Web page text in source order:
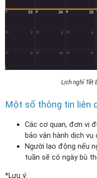
Lịch nghỉ Tết
Một số thông tin liên
Các cơ quan, đơn vị
bảo vận hành dịch
Người lao động nếu
tuần sẽ có ngày bù
*Lưu ý: